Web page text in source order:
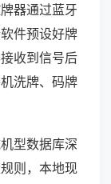
器通过蓝牙
件预设好牌
收到信号后
洗牌、码牌
型数据库深
则，本地现